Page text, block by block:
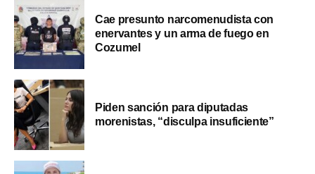
Cae presunto narcomenudista con
enervantes y un arma de fuego en
Cozumel
Piden sanción para diputadas
morenistas, “disculpa insuficiente”